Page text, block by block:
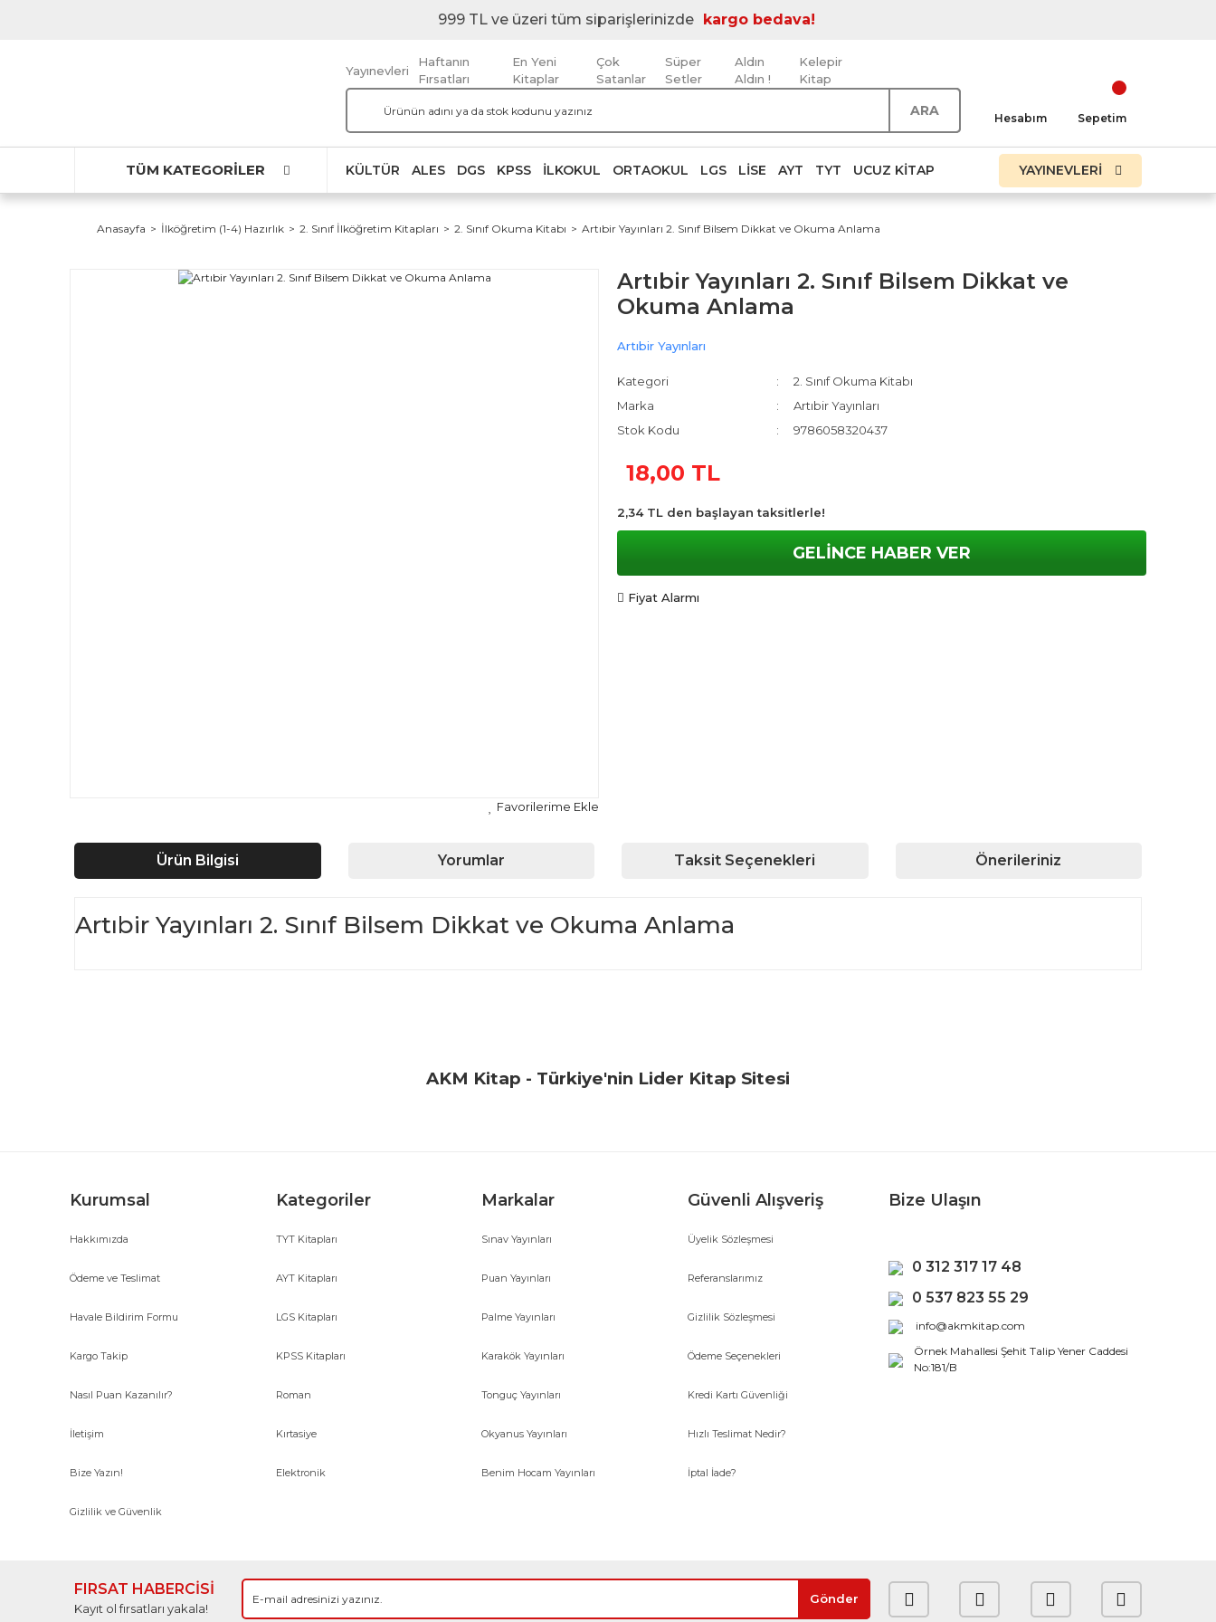
999 TL ve üzeri tüm siparişlerinizde kargo bedava!
Yayınevleri
Haftanın
Fırsatları
En Yeni
Kitaplar
Çok
Satanlar
Süper
Setler
Aldın
Aldın !
Kelepir
Kitap
ARA Hesabım Sepetim
TÜM KATEGORİLER KÜLTÜR ALES DGS KPSS İLKOKUL ORTAOKUL LGS LISE AYT TYT UCUZ KITAP YAYINEVLERİ
Anasayfa İlköğretim (1-4) Hazırlık 2. Sınıf İlköğretim Kitapları 2. Sınıf Okuma Kitabı Artıbir Yayınları 2. Sınıf Bilsem Dikkat ve Okuma Anlama
Artıbir Yayınları 2. Sınıf Bilsem Dikkat ve
Okuma Anlama
Artıbir Yayınları
Kategori
2. Sınıf Okuma Kitabı
Marka
Artıbir Yayınları
Stok Kodu
9786058320437
18,00 TL
2,34 TL den başlayan taksitlerle!
GELİNCE HABER VER
Fiyat Alarmı
Ürün Bilgisi Yorumlar Taksit Seçenekleri Önerileriniz
Artıbir Yayınları 2. Sınıf Bilsem Dikkat ve Okuma Anlama
Yorum Yaz
AKM Kitap - Türkiye'nin Lider Kitap Sitesi
Kurumsal
Hakkımızda
Ödeme ve Teslimat
Havale Bildirim Formu
Kargo Takip
Nasıl Puan Kazanılır?
İletişim
Bize Yazın!
Gizlilik ve Güvenlik
Kategoriler
TYT Kitapları
AYT Kitapları
LGS Kitapları
KPSS Kitapları
Roman
Kırtasiye
Elektronik
Markalar
Sınav Yayınları
Puan Yayınları
Palme Yayınları
Karakök Yayınları
Tonguç Yayınları
Okyanus Yayınları
Benim Hocam Yayınları
Güvenli Alışveriş
Üyelik Sözleşmesi
Referanslarımız
Gizlilik Sözleşmesi
Ödeme Seçenekleri
Kredi Kartı Güvenliği
Hızlı Teslimat Nedir?
İptal İade?
Bize Ulaşın
0 312 317 17 48
0 537 823 55 29
info@akmkitap.com
Örnek Mahallesi Şehit Talip Yener Caddesi
No:181/B
FIRSAT HABERCİSİ
Kayıt ol fırsatları yakala!
Gönder